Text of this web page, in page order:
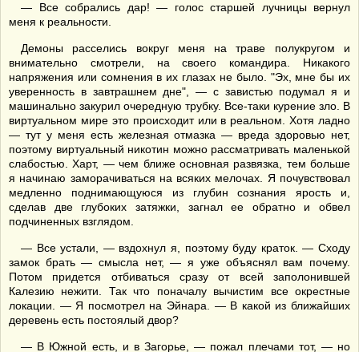
— Все собрались дар! — голос старшей лучницы вернул
меня к реальности.
Демоны расселись вокруг меня на траве полукругом и
внимательно смотрели, на своего командира. Никакого
напряжения или сомнения в их глазах не было. "Эх, мне бы их
уверенность в завтрашнем дне", — с завистью подумал я и
машинально закурил очередную трубку. Все-таки курение зло. В
виртуальном мире это происходит или в реальном. Хотя ладно
— тут у меня есть железная отмазка — вреда здоровью нет,
поэтому виртуальный никотин можно рассматривать маленькой
слабостью. Харт, — чем ближе основная развязка, тем больше
я начинаю заморачиваться на всяких мелочах. Я почувствовал
медленно поднимающуюся из глубин сознания ярость и,
сделав две глубоких затяжки, загнал ее обратно и обвел
подчиненных взглядом.
— Все устали, — вздохнул я, поэтому буду краток. — Сходу
замок брать — смысла нет, — я уже объяснял вам почему.
Потом придется отбиваться сразу от всей заполонившей
Калезию нежити. Так что поначалу вычистим все окрестные
локации. — Я посмотрел на Эйнара. — В какой из ближайших
деревень есть постоялый двор?
— В Южной есть, и в Загорье, — пожал плечами тот, — но